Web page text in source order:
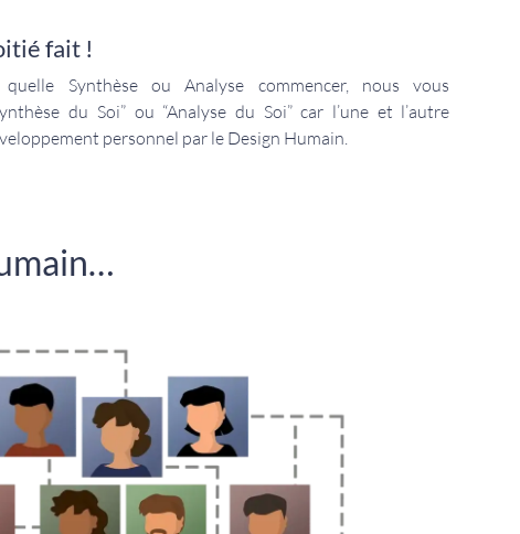
fait !
Synthèse ou Analyse commencer, nous vous
du Soi” ou “Analyse du Soi” car l’une et l’autre
personnel par le Design Humain.